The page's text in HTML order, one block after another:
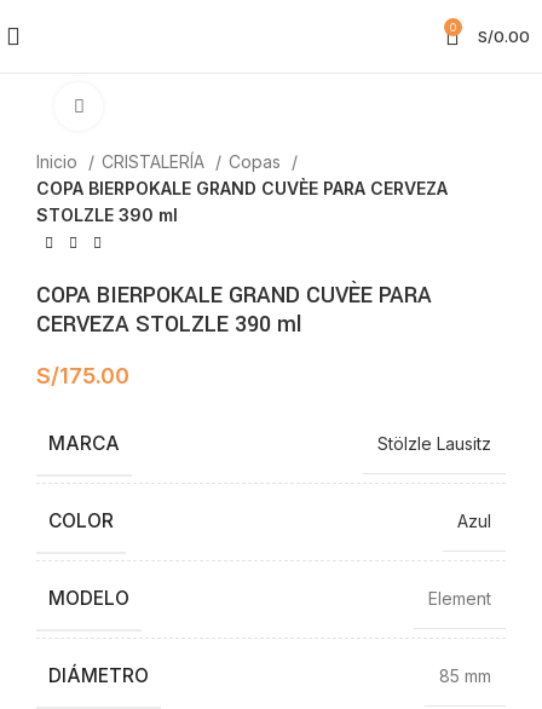
0 S/0.00
Inicio CRISTALERÍA
Copas
COPA BIERPOKALE GRAND CUVÈE PARA CERVEZA
STOLZLE 390 ml
COPA BIERPOKALE GRAND CUVÈE PARA
CERVEZA STOLZLE 390 ml
S/175.00
MARCA Stölzle Lausitz
COLOR Azul
MODELO Element
DIÁMETRO 85 mm